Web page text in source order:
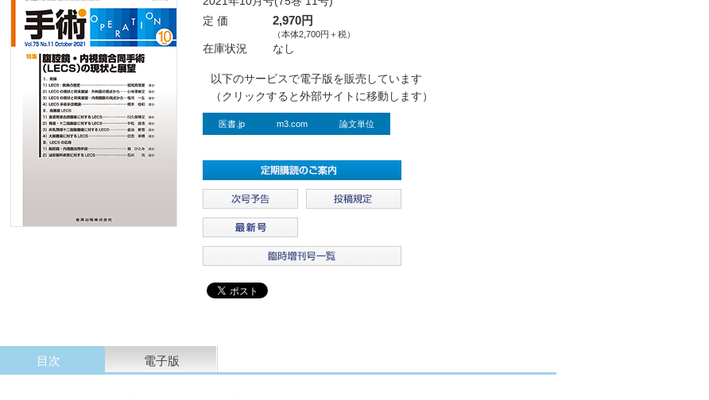
定 価
2,970円
（本体2,700円＋税）
在庫状況 なし
以下のサービスで電子版を販売しています
（クリックすると外部サイトに移動します）
医書.jp m3.com 論文単位
目次 電子版